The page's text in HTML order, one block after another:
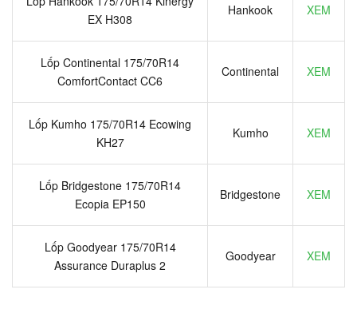
EX H308
Hankook XEM
Lốp Continental 175/70R14
ComfortContact CC6
Continental XEM
Lốp Kumho 175/70R14 Ecowing
KH27
Kumho XEM
Lốp Bridgestone 175/70R14
Ecopia EP150
Bridgestone XEM
Lốp Goodyear 175/70R14
Assurance Duraplus 2
Goodyear XEM